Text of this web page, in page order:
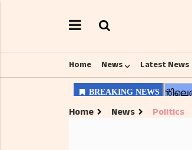
Home News Latest News
Home News Politics